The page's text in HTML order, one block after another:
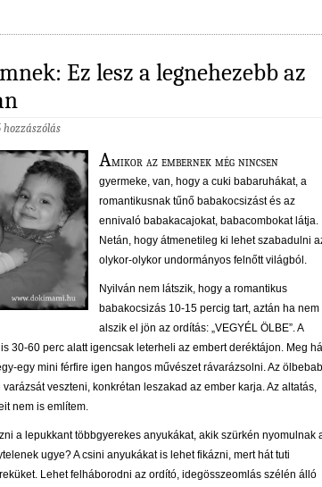
Ez lesz a legnehezebb az
hozzászólás
Amikor az embernek még nincsen
gyermeke, van, hogy a cuki babaruhákat, a
romantikusnak tűnő babakocsizást és az
ennivaló babakacajokat, babacombokat látja.
Netán, hogy átmenetileg ki lehet szabadulni
olykor-olykor undormányos felnőtt világból.
Nyilván nem látszik, hogy a romantikus
babakocsizás 10-15 percig tart, aztán ha nem
alszik el jön az ordítás: „VEGYÉL ÖLBE”. A
30-60 perc alatt igencsak leterheli az embert deréktájon. Meg
egy mini férfire igen hangos művészet rávarázsolni. Az
veszteni, konkrétan leszakad az ember karja. Az altatás,
nem is említem.
a lepukkant többgyerekes anyukákat, akik szürkén nyomulnak
ugye? A csini anyukákat is lehet fikázni, mert hát tuti
Lehet felháborodni az ordító, idegösszeomlás szélén álló